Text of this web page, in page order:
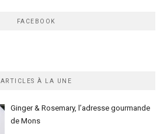
FACEBOOK
ARTICLES À LA UNE
Ginger & Rosemary, l’adresse gourmande
de Mons